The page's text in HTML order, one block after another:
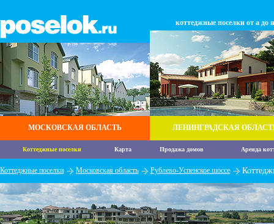
МОСКОВСКАЯ ОБЛАСТЬ
коттеджные поселки от а до я
ЛЕНИНГРАДСКАЯ
Коттеджные поселки Карта Продажа домов Аренда
Коттеджные поселки Московская область Рублево-Успенское шоссе